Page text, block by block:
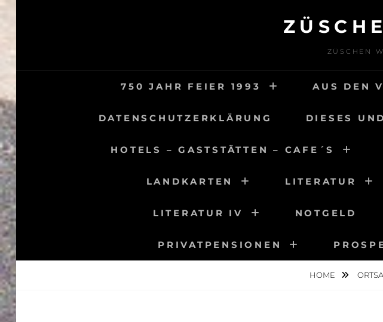
ZÜSCHEN
750 JAHR FEIER 1993 AUS DEN
DATENSCHUTZERKLÄRUNG DIESES
HOTELS – GASTSTÄTTEN – CAFE´S
LANDKARTEN LITERATUR
LITERATUR IV NOTGELD
PRIVATPENSIONEN
HOME